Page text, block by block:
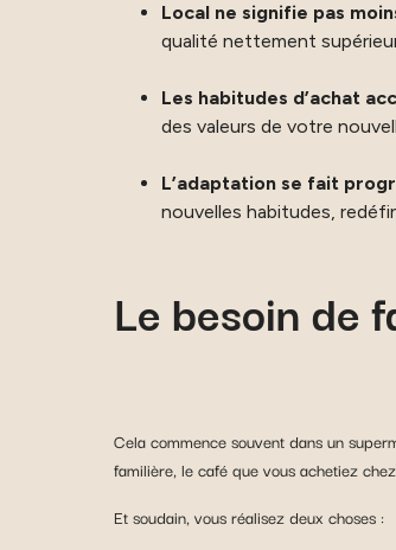
Local ne signifie pas
qualité nettement
Les habitudes d’achat
des valeurs de votre
L’adaptation se fait
nouvelles habitudes,
Le besoin de
Cela commence souvent dans un
familière, le café que vous achetiez
Et soudain, vous réalisez deux choses :